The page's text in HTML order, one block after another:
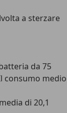
a sterzare
da 75
consumo medio
di 20,1